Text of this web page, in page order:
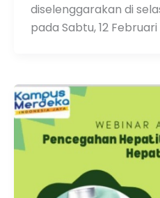
diselenggarakan di
pada Sabtu, 12